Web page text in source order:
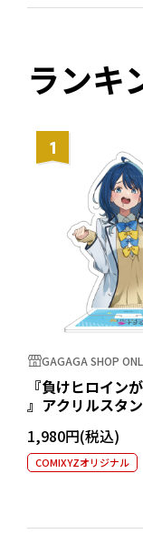
ランキ
1
GAGAGA SHOP
『負けヒロイン
』アクリルスタ
1,980円
COMIXYZオリジナル